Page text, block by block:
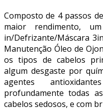
Composto de 4 passos
maior rendimento,
in/Defrizante/Máscara
Manutenção Óleo de
os tipos de cabelos
algum desgaste por
agentes
profundamente todas
cabelos sedosos, e com